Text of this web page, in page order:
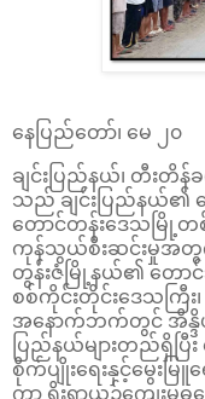
နေပြည်တော်၊ မေ ၂၀
ချင်းပြည်နယ်၊ တီးတိ
သည် ချင်းပြည်နယ်
တောင်တန်းဒေသမြို့တစ်
ကုန်သွယ်စီးဆင်းမှုအတွ
တွန်းဇံမြို့နယ်၏ တေ
စစ်ကိုင်းတိုင်းဒေသကြီ
အနောက်ဘက်တွင် အိန္ဒိယ
ပြည်နယ်များတည်ရှိပြီ
စိုက်ပျိုးရေးနှင့်မွေးမ
ကာ ရိုးရာယဉ်ကျေးမှုဓလ